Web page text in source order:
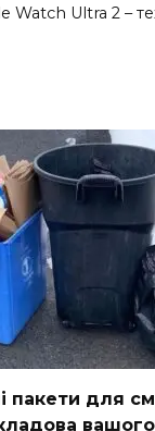
Ultra 2 –
пакети для